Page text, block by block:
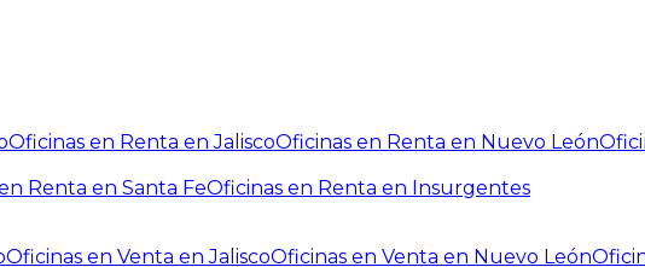
Oficinas en Renta en JaliscoOficinas en Renta en Nuevo León
Renta en Santa FeOficinas en Renta en Insurgentes
Oficinas en Venta en JaliscoOficinas en Venta en Nuevo León